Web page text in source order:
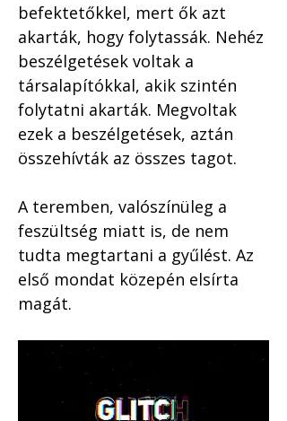
befektetőkkel, mert ők azt
akarták, hogy folytassák. Nehéz
beszélgetések voltak a
társalapítókkal, akik szintén
folytatni akarták. Megvoltak
ezek a beszélgetések, aztán
összehívták az összes tagot.
A teremben, valószínüleg a
feszültség miatt is, de nem
tudta megtartani a gyűlést. Az
első mondat közepén elsírta
magát.